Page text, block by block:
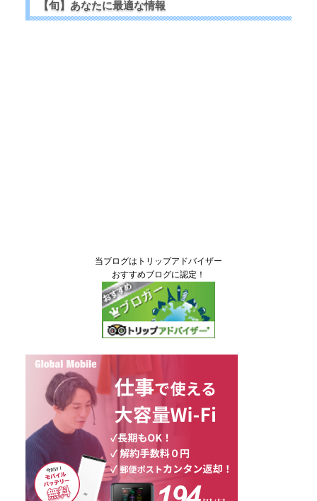
【旬】あなたに最適な情報
当ブログはトリップアドバイザー
おすすめブログに認定！